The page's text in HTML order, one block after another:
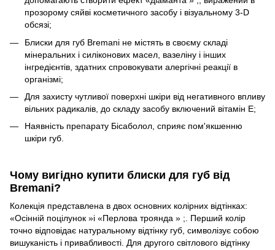
прозорому сяйві косметичного засобу і візуальному 3-D
обсязі;
Блиски для губ Bremani не містять в своєму складі
мінеральних і силіконових масел, вазеліну і інших
інгредієнтів, здатних спровокувати алергічні реакції в
організмі;
Для захисту чутливої ​​поверхні шкіри від негативного впливу
вільних радикалів, до складу засобу включений вітамін Е;
Наявність препарату Бісаболол, сприяє пом'якшенню
шкіри губ.
Чому вигідно купити блиски для губ від
Bremani?
Колекція представлена ​​в двох основних колірних відтінках:
«Осінній поцілунок »і «Перлова троянда » ;. Перший колір
точно відповідає натуральному відтінку губ, символізує собою
вишуканість і привабливості. Для другого світлового відтінку